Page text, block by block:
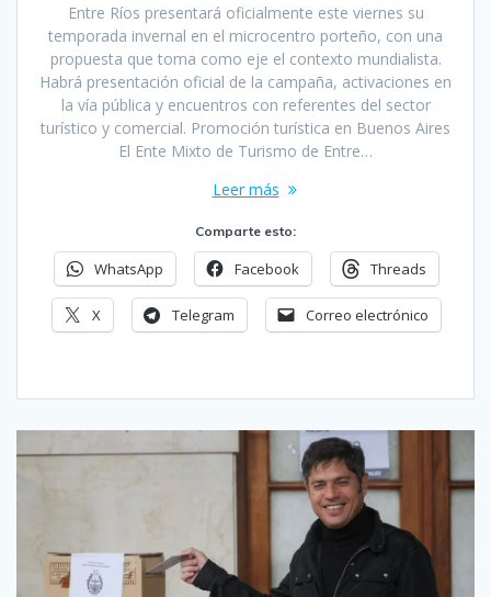
Entre Ríos presentará oficialmente este viernes su
temporada invernal en el microcentro porteño, con una
propuesta que toma como eje el contexto mundialista.
Habrá presentación oficial de la campaña, activaciones en
la vía pública y encuentros con referentes del sector
turístico y comercial. Promoción turística en Buenos Aires
El Ente Mixto de Turismo de Entre…
Leer más
Comparte esto:
WhatsApp Facebook Threads
X Telegram Correo electrónico